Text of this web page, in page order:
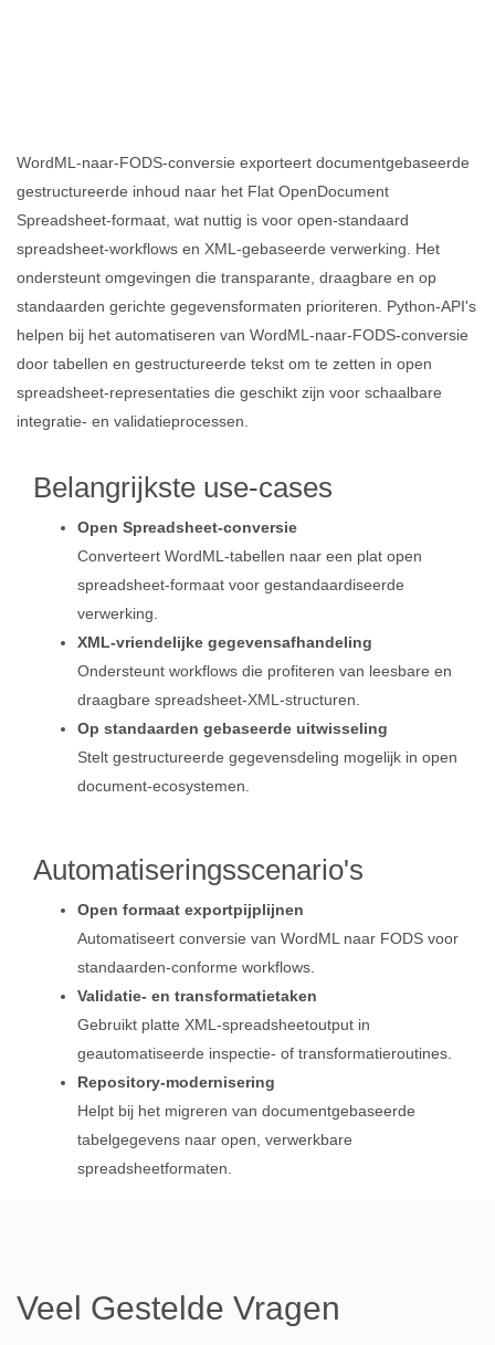
WordML-naar-FODS-conversie exporteert documentgebaseerde
gestructureerde inhoud naar het Flat OpenDocument
Spreadsheet‑formaat, wat nuttig is voor open‑standaard
spreadsheet‑workflows en XML‑gebaseerde verwerking. Het
ondersteunt omgevingen die transparante, draagbare en op
standaarden gerichte gegevensformaten prioriteren. Python‑API's
helpen bij het automatiseren van WordML-naar-FODS-conversie
door tabellen en gestructureerde tekst om te zetten in open
spreadsheet‑representaties die geschikt zijn voor schaalbare
integratie‑ en validatieprocessen.
Belangrijkste use-cases
Open Spreadsheet-conversie
Converteert WordML‑tabellen naar een plat open
spreadsheet‑formaat voor gestandaardiseerde
verwerking.
XML‑vriendelijke gegevensafhandeling
Ondersteunt workflows die profiteren van leesbare en
draagbare spreadsheet‑XML‑structuren.
Op standaarden gebaseerde uitwisseling
Stelt gestructureerde gegevensdeling mogelijk in open
document‑ecosystemen.
Automatiseringsscenario's
Open formaat exportpijplijnen
Automatiseert conversie van WordML naar FODS voor
standaarden‑conforme workflows.
Validatie‑ en transformatietaken
Gebruikt platte XML‑spreadsheetoutput in
geautomatiseerde inspectie‑ of transformatieroutines.
Repository‑modernisering
Helpt bij het migreren van documentgebaseerde
tabelgegevens naar open, verwerkbare
spreadsheetformaten.
Veel Gestelde Vragen